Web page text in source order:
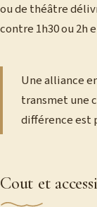
ou de théâtre
contre 1h30 ou 2h
Une alliance
transmet une
différence est
Cout et